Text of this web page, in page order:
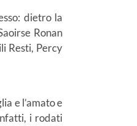
dietro la
Ronan
Resti, Percy
e l’amato e
i rodati